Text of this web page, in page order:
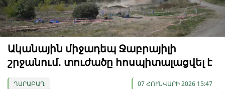
Ականային միջադեպ Ջաբրայիլի
շրջանում. տուժածը հոսպիտալացվել է
ՂԱՐԱԲԱՂ 07 ՀՈՒՆՎԱՐԻ 2026 15:47